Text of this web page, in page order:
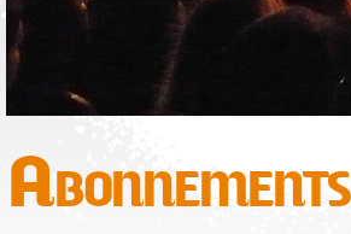
Abonnements